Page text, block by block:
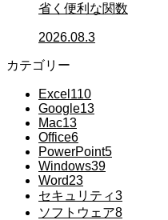
省く便利な関数
2026.08.3
カテゴリー
Excel 110
Google13
Mac13
Office6
PowerPoint5
Windows39
Word23
セキュリティ3
ソフトウェア8